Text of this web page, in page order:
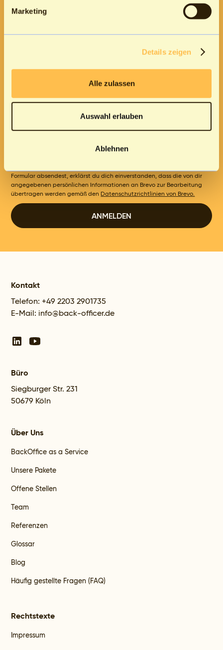
Marketing
Details zeigen
Alle zulassen
Auswahl erlauben
Ablehnen
Insights und Ressourcen.
Jetzt abonnieren
Gib deine E-Mail-Adresse ein, um dich anzumelden*
Datenschutzerklärung*
Formular absendest, erklärst du dich einverstanden, dass die von dir
angegebenen persönlichen Informationen an Brevo zur Bearbeitung
übertragen werden gemäß den Datenschutzrichtlinien von Brevo.
Kontakt
Telefon: +49 2203 2901735
E-Mail: info@back-officer.de
Büro
Siegburger Str. 231
50679 Köln
Über Uns
BackOffice as a Service
Unsere Pakete
Offene Stellen
Team
Referenzen
Glossar
Blog
Häufig gestellte Fragen (FAQ)
Rechtstexte
Impressum